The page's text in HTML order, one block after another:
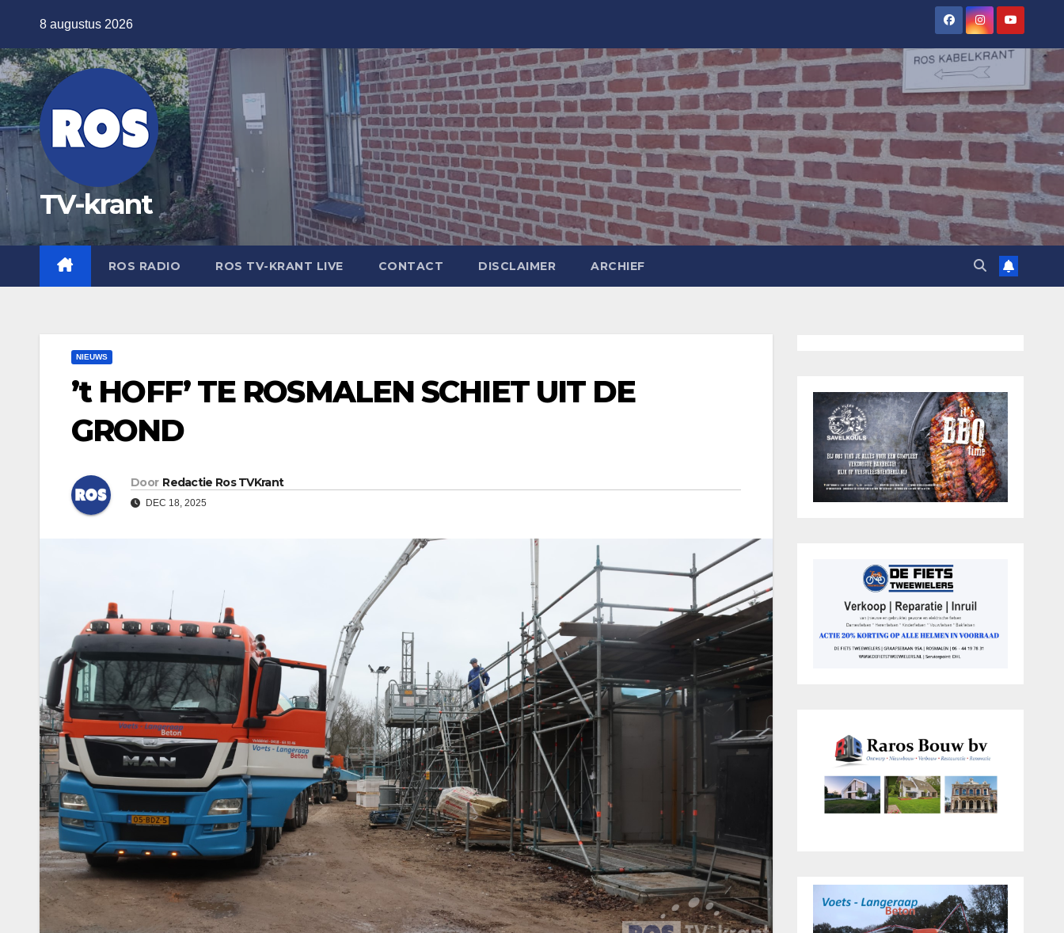
de
inhoud
8 augustus 2026
TV-krant
ROS RADIO ROS TV-KRANT LIVE CONTACT DISCLAIMER ARCHIEF
NIEUWS
’t HOFF’ TE ROSMALEN SCHIET UIT DE
GROND
Door Redactie Ros TVKrant
DEC 18, 2025